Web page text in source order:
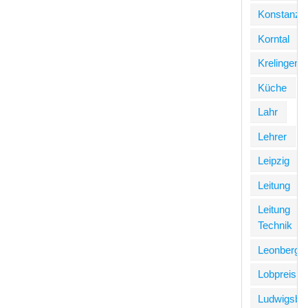
Konstanz
Korntal
Krelingen
Küche
Lahr
Lehrer
Leipzig
Leitung
Leitung
Technik
Leonberg
Lobpreis